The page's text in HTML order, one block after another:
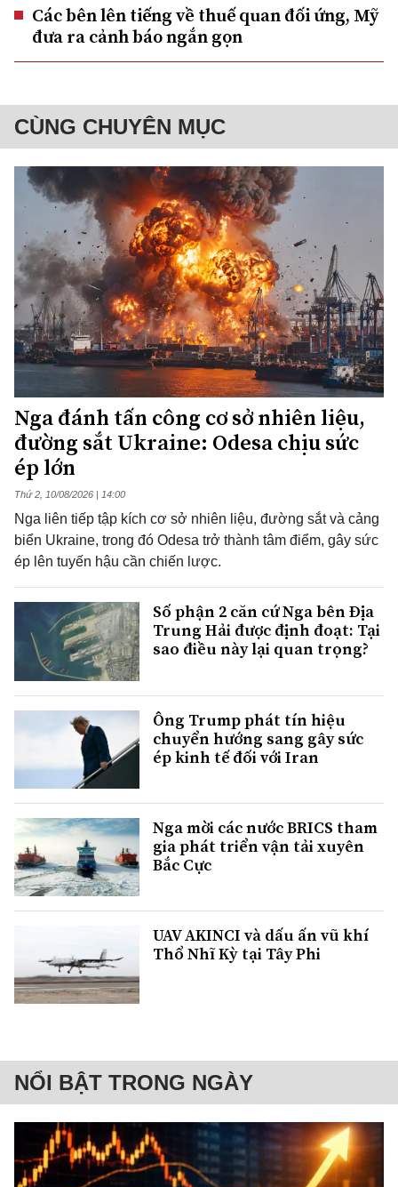
Các bên lên tiếng về thuế quan đối ứng, Mỹ
đưa ra cảnh báo ngắn gọn
CÙNG CHUYÊN MỤC
Nga đánh tấn công cơ sở nhiên liệu,
đường sắt Ukraine: Odesa chịu sức
ép lớn
Thứ 2, 10/08/2026 | 14:00
Nga liên tiếp tập kích cơ sở nhiên liệu, đường sắt và cảng
biển Ukraine, trong đó Odesa trở thành tâm điểm, gây sức
ép lên tuyến hậu cần chiến lược.
Số phận 2 căn cứ Nga bên Địa
Trung Hải được định đoạt: Tại
sao điều này lại quan trọng?
Ông Trump phát tín hiệu
chuyển hướng sang gây sức
ép kinh tế đối với Iran
Nga mời các nước BRICS tham
gia phát triển vận tải xuyên
Bắc Cực
UAV AKINCI và dấu ấn vũ khí
Thổ Nhĩ Kỳ tại Tây Phi
NỔI BẬT TRONG NGÀY